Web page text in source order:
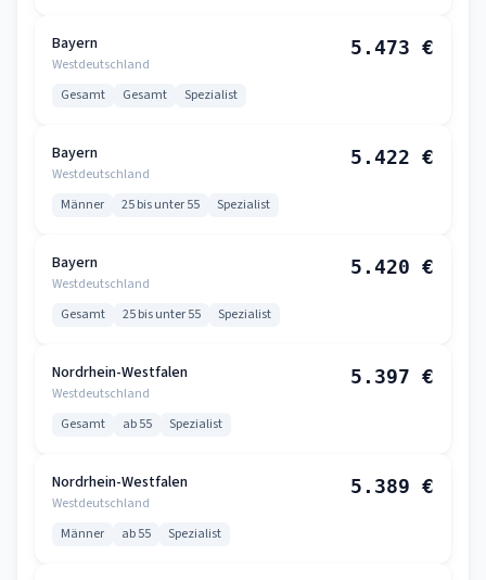
Bayern
Westdeutschland
5.473 €
Gesamt Gesamt Spezialist
Bayern
Westdeutschland
5.422 €
Männer 25 bis unter 55 Spezialist
Bayern
Westdeutschland
5.420 €
Gesamt 25 bis unter 55 Spezialist
Nordrhein-Westfalen
Westdeutschland
5.397 €
Gesamt ab 55 Spezialist
Nordrhein-Westfalen
Westdeutschland
5.389 €
Männer ab 55 Spezialist